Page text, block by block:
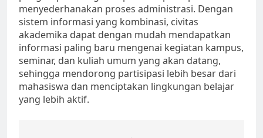
menyederhanakan proses administrasi. Dengan
sistem informasi yang kombinasi, civitas
akademika dapat dengan mudah mendapatkan
informasi paling baru mengenai kegiatan kampus,
seminar, dan kuliah umum yang akan datang,
sehingga mendorong partisipasi lebih besar dari
mahasiswa dan menciptakan lingkungan belajar
yang lebih aktif.